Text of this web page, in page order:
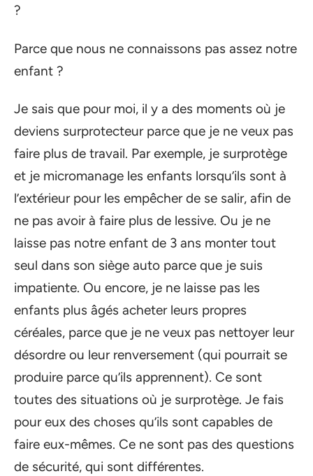
?
Parce que nous ne connaissons pas assez notre
enfant ?
Je sais que pour moi, il y a des moments où je
deviens surprotecteur parce que je ne veux pas
faire plus de travail. Par exemple, je surprotège
et je micromanage les enfants lorsqu’ils sont à
l’extérieur pour les empêcher de se salir, afin de
ne pas avoir à faire plus de lessive. Ou je ne
laisse pas notre enfant de 3 ans monter tout
seul dans son siège auto parce que je suis
impatiente. Ou encore, je ne laisse pas les
enfants plus âgés acheter leurs propres
céréales, parce que je ne veux pas nettoyer leur
désordre ou leur renversement (qui pourrait se
produire parce qu’ils apprennent). Ce sont
toutes des situations où je surprotège. Je fais
pour eux des choses qu’ils sont capables de
faire eux-mêmes. Ce ne sont pas des questions
de sécurité, qui sont différentes.